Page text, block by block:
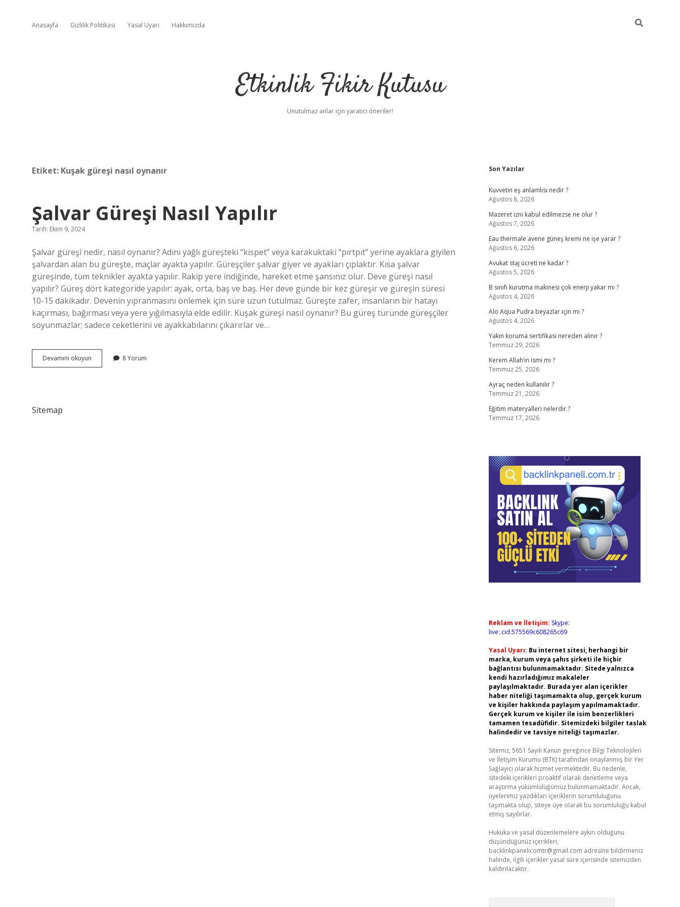
Anasayfa Gizlilik Politikası Yasal Uyarı Hakkımızda
Etkinlik Fikir Kutusu
Unutulmaz anlar için yaratıcı öneriler!
Etiket: Kuşak güreşi nasıl oynanır
Şalvar Güreşi Nasıl Yapılır
Tarih: Ekim 9, 2024
Şalvar güreşi nedir, nasıl oynanır? Adını yağlı güreşteki “kispet” veya karakuktaki “pırtpıt” yerine ayaklara giyilen
şalvardan alan bu güreşte, maçlar ayakta yapılır. Güreşçiler şalvar giyer ve ayakları çıplaktır. Kısa şalvar
güreşinde, tüm teknikler ayakta yapılır. Rakip yere indiğinde, hareket etme şansınız olur. Deve güreşi nasıl
yapılır? Güreş dört kategoride yapılır: ayak, orta, baş ve baş. Her deve günde bir kez güreşir ve güreşin süresi
10-15 dakikadır. Devenin yıpranmasını önlemek için süre uzun tutulmaz. Güreşte zafer, insanların bir hatayı
kaçırması, bağırması veya yere yığılmasıyla elde edilir. Kuşak güreşi nasıl oynanır? Bu güreş türünde güreşçiler
soyunmazlar; sadece ceketlerini ve ayakkabılarını çıkarırlar ve…
Devamını okuyun
Güreşi
8 Yorum
Sitemap
Sidebar
Son Yazılar
Kuvvetin eş anlamlısı nedir ?
Ağustos 8, 2026
Mazeret izni kabul edilmezse ne olur ?
Ağustos 7, 2026
Eau thermale avene güneş kremi ne işe yarar ?
Ağustos 6, 2026
Avukat staj ücreti ne kadar ?
Ağustos 5, 2026
B sınıfı kurutma makinesi çok enerji yakar mı ?
Ağustos 4, 2026
Alo Aqua Pudra beyazlar için mi ?
Ağustos 4, 2026
Yakın koruma sertifikası nereden alınır ?
Temmuz 29, 2026
Kerem Allah’ın ismi mi ?
Temmuz 25, 2026
Ayraç neden kullanılır ?
Temmuz 21, 2026
Eğitim materyalleri nelerdir ?
Temmuz 17, 2026
Reklam ve İletişim: Skype:
live:.cid.575569c608265c69
Yasal Uyarı: Bu internet sitesi, herhangi bir
marka, kurum veya şahıs şirketi ile hiçbir
bağlantısı bulunmamaktadır. Sitede yalnızca
kendi hazırladığımız makaleler
paylaşılmaktadır. Burada yer alan içerikler
haber niteliği taşımamakta olup, gerçek kurum
ve kişiler hakkında paylaşım yapılmamaktadır.
Gerçek kurum ve kişiler ile isim benzerlikleri
tamamen tesadüfidir. Sitemizdeki bilgiler taslak
halindedir ve tavsiye niteliği taşımazlar.
Sitemiz, 5651 Sayılı Kanun gereğince Bilgi Teknolojileri
ve İletişim Kurumu (BTK) tarafından onaylanmış bir Yer
Sağlayıcı olarak hizmet vermektedir. Bu nedenle,
sitedeki içerikleri proaktif olarak denetleme veya
araştırma yükümlülüğümüz bulunmamaktadır. Ancak,
üyelerimiz yazdıkları içeriklerin sorumluluğunu
taşımakta olup, siteye üye olarak bu sorumluluğu kabul
etmiş sayılırlar.
Hukuka ve yasal düzenlemelere aykırı olduğunu
düşündüğünüz içerikleri,
backlinkpanelicomtr@gmail.com adresine bildirmeniz
halinde, ilgili içerikler yasal süre içerisinde sitemizden
kaldırılacaktır.